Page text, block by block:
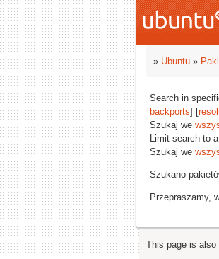
» Ubuntu »
Search in
backports] [
Szukaj we
Limit search to
Szukaj we
Szukano
Przepraszamy,
This page is also